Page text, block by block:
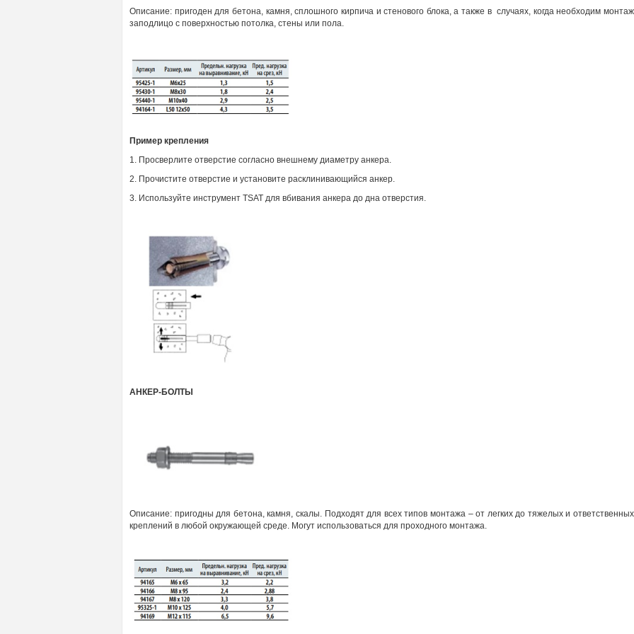
Описание: пригоден для бетона, камня, сплошного кирпича и стенового блока, а также в случаях, когда необходим монтаж
заподлицо с поверхностью потолка, стены или пола.
Пример крепления
1. Просверлите отверстие согласно внешнему диаметру анкера.
2. Прочистите отверстие и установите расклинивающийся анкер.
3. Используйте инструмент TSAT для вбивания анкера до дна отверстия.
АНКЕР-БОЛТЫ
Описание: пригодны для бетона, камня, скалы. Подходят для всех типов монтажа – от легких до тяжелых и ответственных
креплений в любой окружающей среде. Могут использоваться для проходного монтажа.